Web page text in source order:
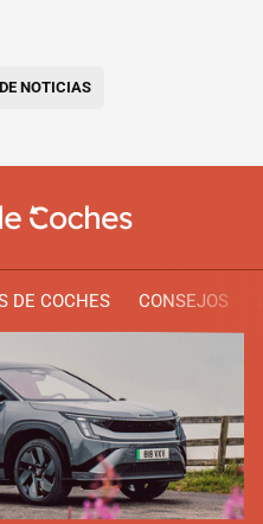
NOTICIAS
DE COCHES CONSEJOS